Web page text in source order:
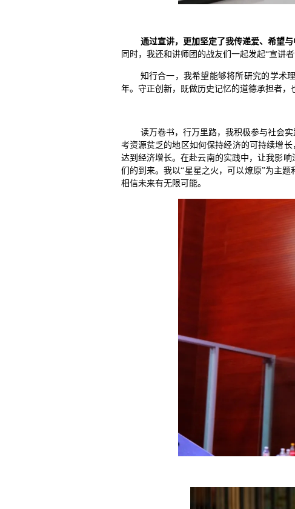
通过宣讲， 更加坚定了我传递爱、希望
同时，我还和讲师团的战友们一起发起“宣讲
知行合一，我希望能够将所研究的学术
年。守正创新，既做历史记忆的道德承担者，
读万卷书，行万里路，我积极参与社会
考资源贫乏的地区如何保持经济的可持续增
达到经济增长。在赴云南的实践中，让我影
们的到来。我以“星星之火，可以燎原”为主
相信未来有无限可能。